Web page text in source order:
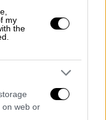
my
the
on web or
τον
.
πως η
με όλες τις
ότι ο
σε
για όλη του